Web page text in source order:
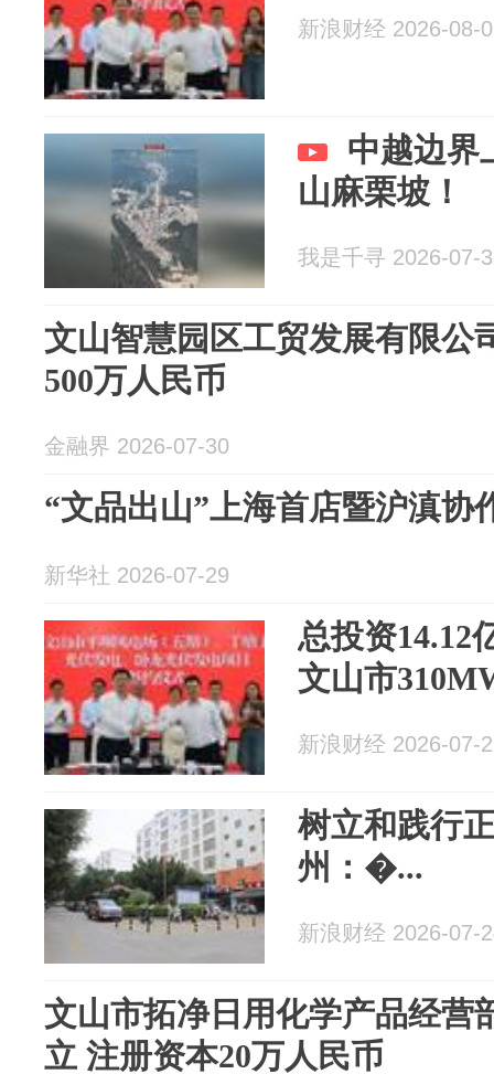
新浪财经 2026-08-
中越边界
山麻栗坡！
我是千寻 2026-07-
文山智慧园区工贸发展有限公
500万人民币
金融界 2026-07-30
“文品出山”上海首店暨沪滇协
新华社 2026-07-29
总投资14.12
文山市
新浪财经 2026-07-
树立和践行
州：�...
新浪财经 2026-07-
文山市拓净日用化学产品经营
立 注册资本20万人民币